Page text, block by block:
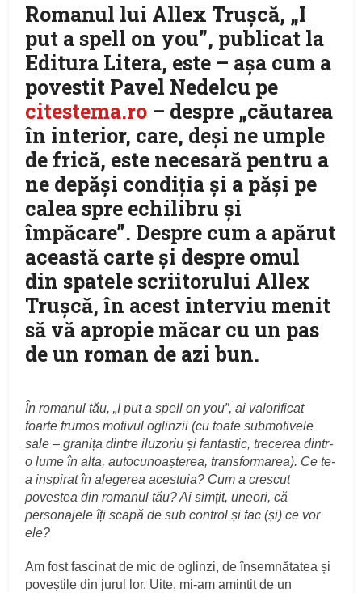
Romanul lui Allex Truşcă, „I
put a spell on you”, publicat la
Editura Litera, este – aşa cum a
povestit Pavel Nedelcu pe
citestema.ro – despre „căutarea
în interior, care, deşi ne umple
de frică, este necesară pentru a
ne depăși condiția și a păși pe
calea spre echilibru și
împăcare”. Despre cum a apărut
această carte şi despre omul
din spatele scriitorului Allex
Truşcă, în acest interviu menit
să vă apropie măcar cu un pas
de un roman de azi bun.
În romanul tău, „I put a spell on you”, ai valorificat
foarte frumos motivul oglinzii (cu toate submotivele
sale – granița dintre iluzoriu și fantastic, trecerea dintr-
o lume în alta, autocunoașterea, transformarea). Ce te-
a inspirat în alegerea acestuia? Cum a crescut
povestea din romanul tău? Ai simțit, uneori, că
personajele îți scapă de sub control și fac (și) ce vor
ele?
Am fost fascinat de mic de oglinzi, de însemnătatea și
poveștile din jurul lor. Uite, mi-am amintit de un